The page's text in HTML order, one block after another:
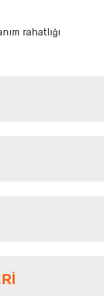
rahatlığı